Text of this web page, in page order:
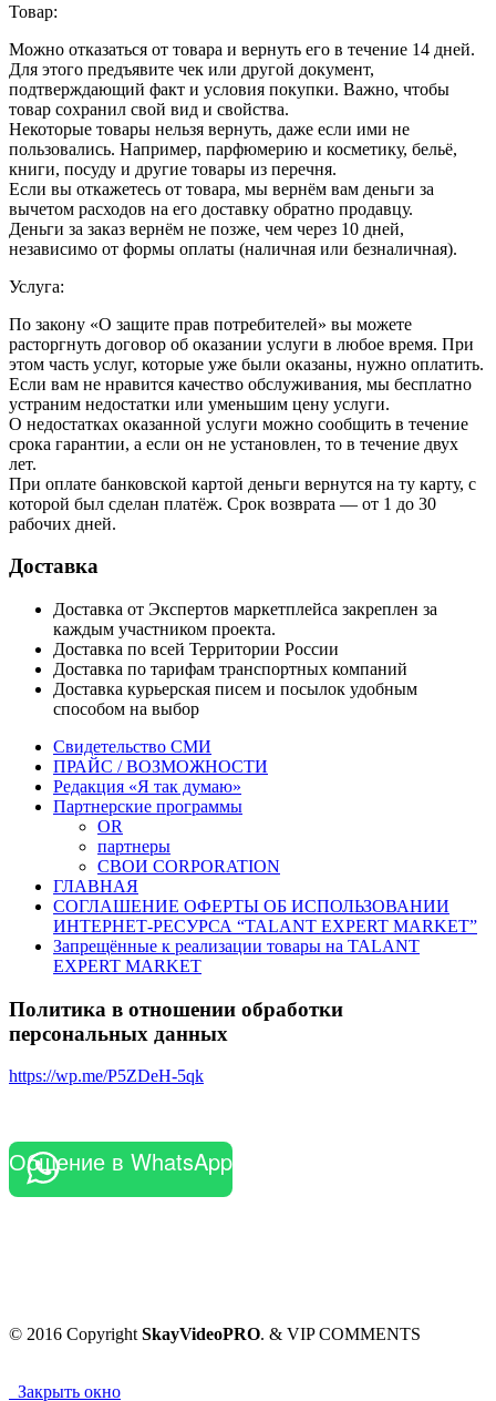
Товар:
Можно отказаться от товара и вернуть его в течение 14 дней.
Для этого предъявите чек или другой документ,
подтверждающий факт и условия покупки. Важно, чтобы
товар сохранил свой вид и свойства.
Некоторые товары нельзя вернуть, даже если ими не
пользовались. Например, парфюмерию и косметику, бельё,
книги, посуду и другие товары из перечня.
Если вы откажетесь от товара, мы вернём вам деньги за
вычетом расходов на его доставку обратно продавцу.
Деньги за заказ вернём не позже, чем через 10 дней,
независимо от формы оплаты (наличная или безналичная).
Услуга:
По закону «О защите прав потребителей» вы можете
расторгнуть договор об оказании услуги в любое время. При
этом часть услуг, которые уже были оказаны, нужно оплатить.
Если вам не нравится качество обслуживания, мы бесплатно
устраним недостатки или уменьшим цену услуги.
О недостатках оказанной услуги можно сообщить в течение
срока гарантии, а если он не установлен, то в течение двух
лет.
При оплате банковской картой деньги вернутся на ту карту, с
которой был сделан платёж. Срок возврата — от 1 до 30
рабочих дней.
Доставка
Доставка от Экспертов маркетплейса закреплен за
каждым участником проекта.
Доставка по всей Территории России
Доставка по тарифам транспортных компаний
Доставка курьерская писем и посылок удобным
способом на выбор
Свидетельство СМИ
ПРАЙС / ВОЗМОЖНОСТИ
Редакция «Я так думаю»
Партнерские программы
OR
партнеры
СВОИ CORPORATION
ГЛАВНАЯ
СОГЛАШЕНИЕ ОФЕРТЫ ОБ ИСПОЛЬЗОВАНИИ
ИНТЕРНЕТ-РЕСУРСА “TALANT EXPERT MARKET”
Запрещённые к реализации товары на TALANT
EXPERT MARKET
Политика в отношении обработки
персональных данных
https://wp.me/P5ZDeH-5qk
Общение в WhatsApp
© 2016 Copyright SkayVideoPRO. & VIP COMMENTS
Закрыть окно